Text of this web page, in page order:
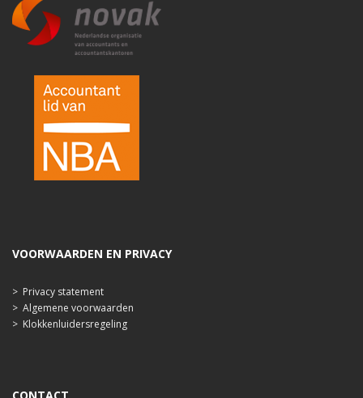
VOORWAARDEN EN PRIVACY
> Privacy statement
> Algemene voorwaarden
> Klokkenluidersregeling